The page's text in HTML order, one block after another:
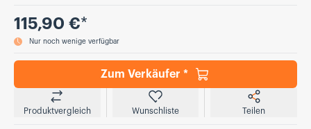
Preis
115,90 €*
Nur noch wenige verfügbar
Zum Verkäufer *
Produktvergleich Wunschliste Teilen